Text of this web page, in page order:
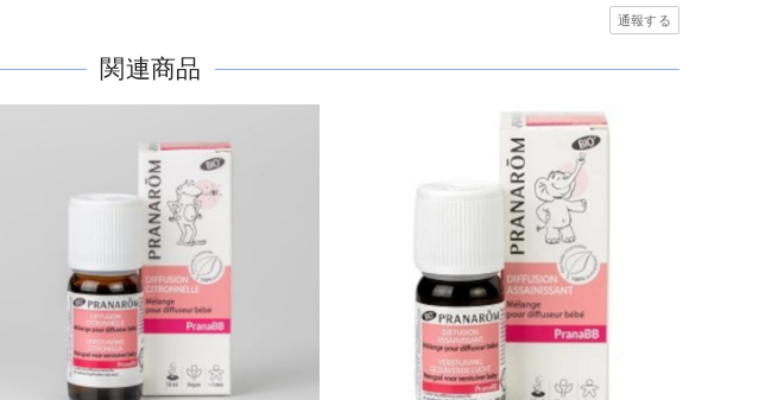
通報する
関連商品